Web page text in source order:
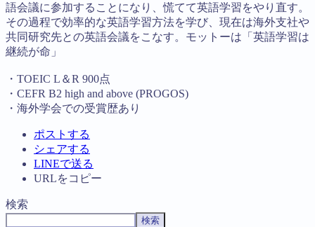
語会議に参加することになり、慌てて英語学習をやり直す。
その過程で効率的な英語学習方法を学び、現在は海外支社や
共同研究先との英語会議をこなす。モットーは「英語学習は
継続が命」
・TOEIC L＆R 900点
・CEFR B2 high and above (PROGOS)
・海外学会での受賞歴あり
ポストする
シェアする
LINEで送る
URLをコピー
検索
検索